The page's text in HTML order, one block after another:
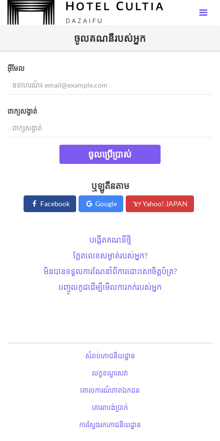
ចូល​គណនីរបស់អ្នក​
អ៊ីមែល
ពាក្យសង្ងាត់
ចូលប្រើប្រាស់
ឬឡូតីនតាម
Facebook Google Yahoo! JAPAN
បង្កើតគណនីថ្មី
ភ្លែតលេខសម្ងាត់​របស់អ្នក?
មិនបានទទួលការណែនាំពីការដោះសោ​ចិត្តប័ត្រ?
បញ្ចូលកូដដើម្បីមើលការកក់របស់អ្នក
សំរាប់ភោជនីយដ្ឋាន
លក្ខខណ្ឌសេវា
គោលការណ៍ភាពឯកជន
គោរពបង់ប្រាក់
ការស្វែងរកភោជនីយដ្ឋាន